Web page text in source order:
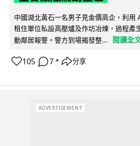
中國湖北黃石一名男子見金價高企，利用
租住單位私設高壓爐及作坊冶煉，過程產
動鄰居報警。警方到場揭發整...
閱讀全
105 7 ↗ 分享
ADVERTISEMENT